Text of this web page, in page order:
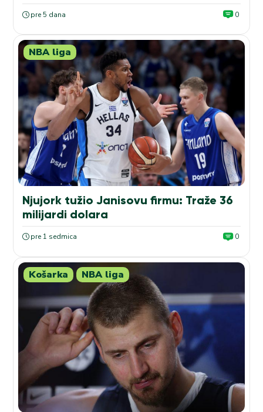
pre 5 dana 0
NBA liga
Njujork tužio Janisovu firmu: Traže 36
milijardi dolara
pre 1 sedmica 0
Košarka NBA liga